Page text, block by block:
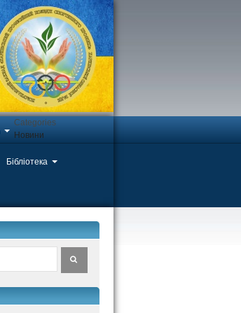
Бібліотека
Categories
Новини